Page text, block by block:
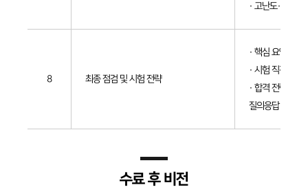
· 고난도·함정
8 최종 점검 및 시험 전략
· 핵심 요약 노트
· 시험 직전 체크
· 합격 전략 정리
질의응답
수료 후 비전